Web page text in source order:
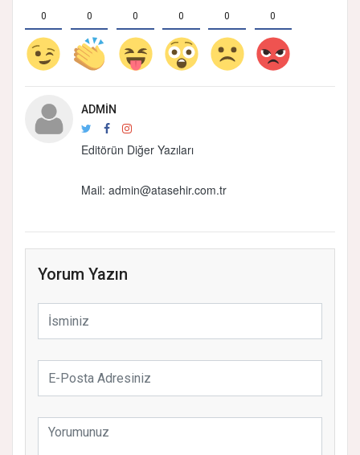
0 0 0 0 0 0
ADMIN
Editörün Diğer Yazıları
Mail: admin@atasehir.com.tr
Yorum Yazın